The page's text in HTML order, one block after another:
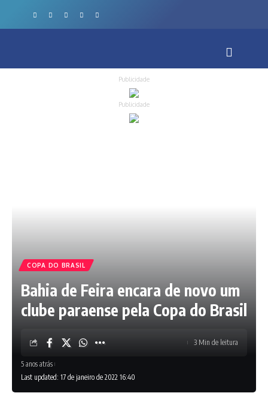
Publicidade
Publicidade
COPA DO BRASIL
Bahia de Feira encara de novo um
clube paraense pela Copa do Brasil
Last updated: 17 de janeiro de 2022 16:40
5 anos atrás
3 Min de leitura